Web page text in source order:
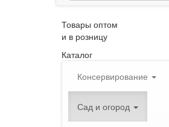
Товары оптом
и в розницу
Каталог
Консервирование
Сад и огород